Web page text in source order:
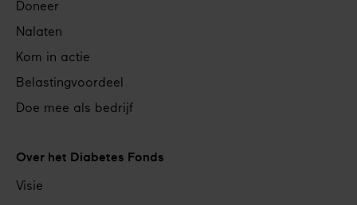
Doneer
Nalaten
Kom in actie
Belastingvoordeel
Doe mee als bedrijf
Over het Diabetes Fonds
Visie